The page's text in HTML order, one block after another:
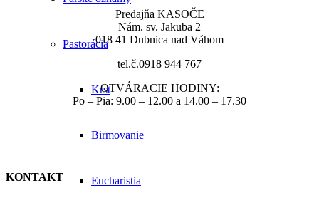
Pastorácia
Krst
Birmovanie
Eucharistia
Predajňa KASOČE
Nám. sv. Jakuba 2
018 41 Dubnica nad Váhom
tel.č.0918 944 767
OTVÁRACIE HODINY:
Po – Pia: 9.00 – 12.00 a 14.00 – 17.30
KONTAKT